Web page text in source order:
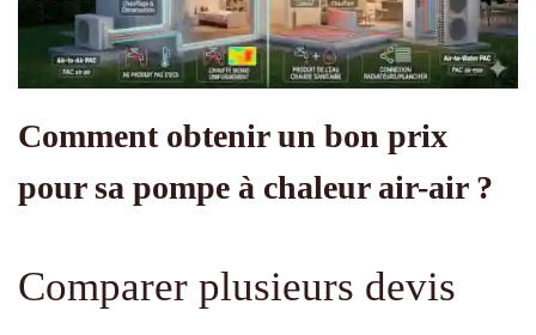
Comment obtenir un bon prix
pour sa pompe à chaleur air-air ?
Comparer plusieurs devis